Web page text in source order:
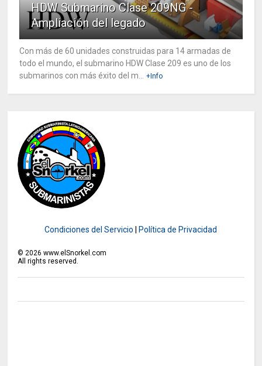
HDW Submarino Clase 209NG -
Ampliación del legado
Con más de 60 unidades construidas para 14 armadas de
todo el mundo, el submarino HDW Clase 209 es uno de los
submarinos con más éxito del m...
+Info
Condiciones del Servicio Política de Privacidad
©2026 www.elSnorkel.com
All rights reserved.